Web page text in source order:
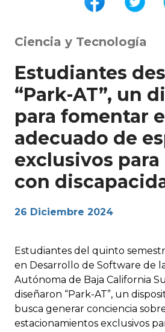
Ciencia y Tecnología
Estudiantes
“Park-AT”, un
para fomentar
adecuado de
exclusivos
con
26 Diciembre 2024
Estudiantes del quinto
en Desarrollo de Software de
Autónoma de Baja California
diseñaron “Park-AT”, un
busca generar conciencia
estacionamientos exclusivos